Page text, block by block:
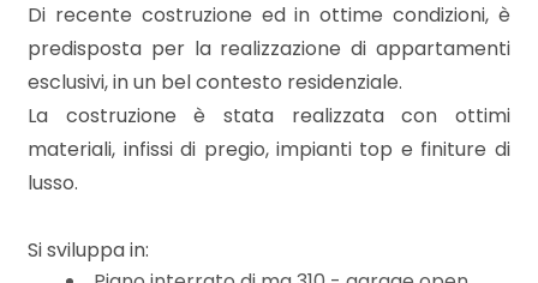
Di recente costruzione ed in ottime condizioni, è
predisposta per la realizzazione di appartamenti
esclusivi, in un bel contesto residenziale.
La costruzione è stata realizzata con ottimi
materiali, infissi di pregio, impianti top e finiture di
lusso.
Si sviluppa in:
Totale
mq